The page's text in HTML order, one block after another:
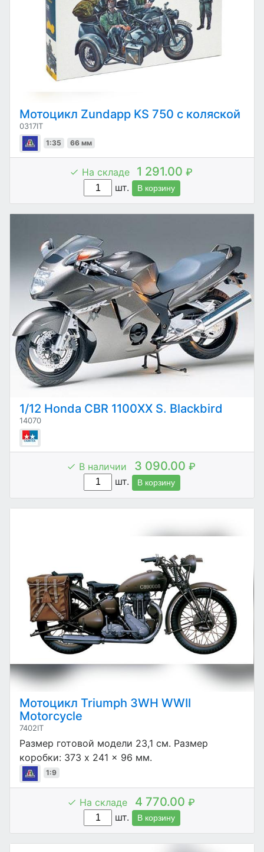
Мотоцикл Zundapp KS 750 с коляской
0317IT
1:35 66 мм
На складе 1 291.00 ₽
шт.
В корзину
1/12 Honda CBR 1100XX S. Blackbird
14070
В наличии 3 090.00 ₽
шт.
В корзину
Мотоцикл Triumph 3WH WWII
Motorcycle
7402IT
Размер готовой модели 23,1 см. Размер
коробки: 373 x 241 x 96 мм.
1:9
На складе 4 770.00 ₽
шт.
В корзину